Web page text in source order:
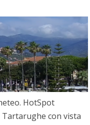
HotSpot
con vista